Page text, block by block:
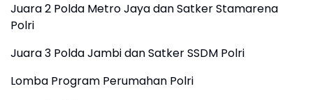
Juara 2 Polda Metro Jaya dan Satker Stamarena
Polri
Juara 3 Polda Jambi dan Satker SSDM Polri
Lomba Program Perumahan Polri